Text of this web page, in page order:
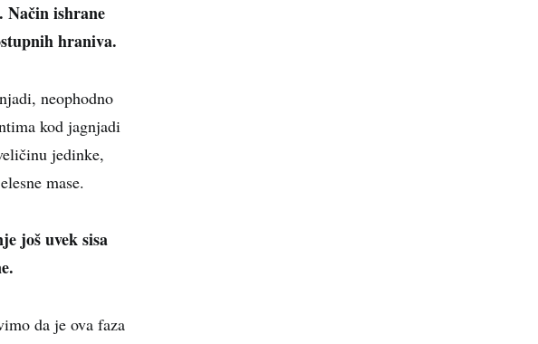
Način ishrane
hraniva.
neophodno
kod jagnjadi
jedinke,
mase.
još uvek sisa
da je ova faza